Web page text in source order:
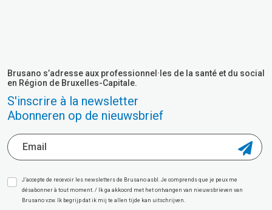
Brusano s’adresse aux professionnel·les de la santé et du social
en Région de Bruxelles-Capitale.
S'inscrire à la newsletter
Abonneren op de nieuwsbrief
J’accepte de recevoir les newsletters de Brusano asbl. Je comprends que je peux me
désabonner à tout moment. / Ik ga akkoord met het ontvangen van nieuwsbrieven van
Brusano vzw. Ik begrijp dat ik mij te allen tijde kan uitschrijven.